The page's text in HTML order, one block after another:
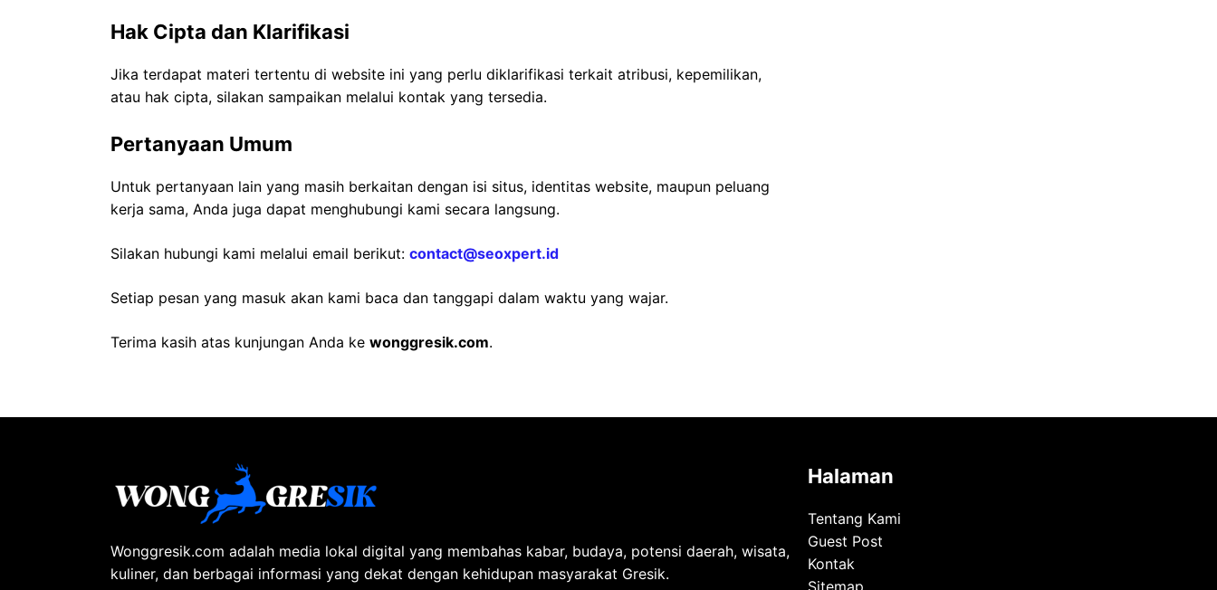
Hak Cipta dan Klarifikasi
Jika terdapat materi tertentu di website ini yang perlu diklarifikasi terkait atribusi, kepemilikan,
atau hak cipta, silakan sampaikan melalui kontak yang tersedia.
Pertanyaan Umum
Untuk pertanyaan lain yang masih berkaitan dengan isi situs, identitas website, maupun peluang
kerja sama, Anda juga dapat menghubungi kami secara langsung.
Silakan hubungi kami melalui email berikut: contact@seoxpert.id
Setiap pesan yang masuk akan kami baca dan tanggapi dalam waktu yang wajar.
Terima kasih atas kunjungan Anda ke wonggresik.com.
Wonggresik.com adalah media lokal digital yang membahas kabar, budaya, potensi daerah, wisata,
kuliner, dan berbagai informasi yang dekat dengan kehidupan masyarakat Gresik.
Halaman
Tentang Kami
Guest Post
Kontak